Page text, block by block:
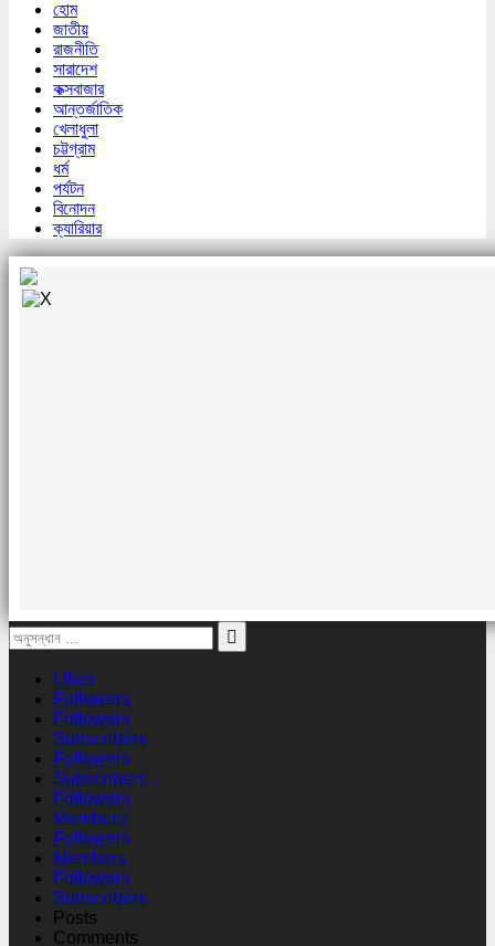
হোম
জাতীয়
রাজনীতি
সারাদেশ
কক্সবাজার
আন্তর্জাতিক
খেলাধুলা
চট্টগ্রাম
ধর্ম
পর্যটন
বিনোদন
ক্যারিয়ার
Likes
Followers
Followers
Subscribers
Followers
Subscribers
Followers
Members
Followers
Members
Followers
Subscribers
Posts
Comments